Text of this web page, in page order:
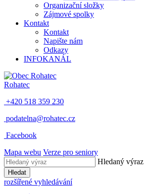
Organizační složky
Zájmové spolky
Kontakt
Kontakt
Napište nám
Odkazy
INFOKANÁL
Rohatec
+420 518 359 230
podatelna@rohatec.cz
Facebook
Mapa webu Verze pro seniory
Hledaný výraz
Hledat
rozšířené vyhledávání